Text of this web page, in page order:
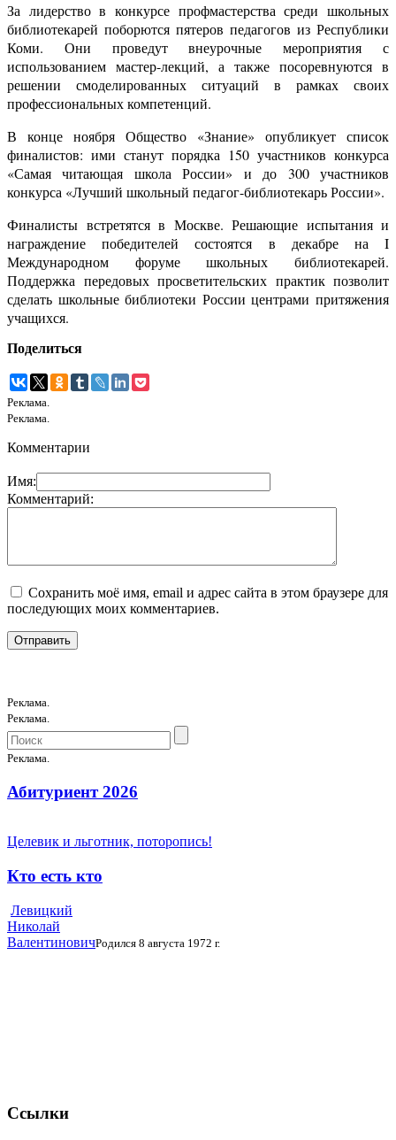
За лидерство в конкурсе профмастерства среди школьных
библиотекарей поборются пятеров педагогов из Республики
Коми. Они проведут внеурочные мероприятия с
использованием мастер-лекций, а также посоревнуются в
решении смоделированных ситуаций в рамках своих
профессиональных компетенций.
В конце ноября Общество «Знание» опубликует список
финалистов: ими станут порядка 150 участников конкурса
«Самая читающая школа России» и до 300 участников
конкурса «Лучший школьный педагог-библиотекарь России».
Финалисты встретятся в Москве. Решающие испытания и
награждение победителей состоятся в декабре на I
Международном форуме школьных библиотекарей.
Поддержка передовых просветительских практик позволит
сделать школьные библиотеки России центрами притяжения
учащихся.
Поделиться
Реклама.
Реклама.
Комментарии
Имя:
Комментарий:
Сохранить моё имя, email и адрес сайта в этом браузере для
последующих моих комментариев.
Реклама.
Реклама.
Реклама.
Абитуриент 2026
Целевик и льготник, поторопись!
Кто есть кто
Левицкий
Николай
ВалентиновичРодился 8 августа 1972 г.
Ссылки